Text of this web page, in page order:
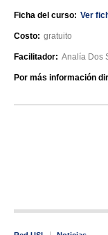
Ficha del curso: Ver
Costo: gratuito
Facilitador: Analía Dos
Por más información